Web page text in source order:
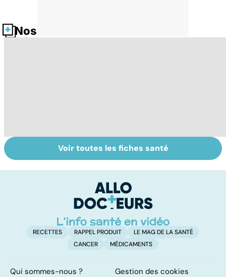
Nos fiches santé
Tout savoir sur
les infections
Inflammation des
amygdales : que
d'angine ?
Voir toutes les fiches santé
RECETTES RAPPEL PRODUIT
LE MAG DE LA SANTÉ
CANCER
MÉDICAMENTS
Qui sommes-nous ? Gestion des cookies